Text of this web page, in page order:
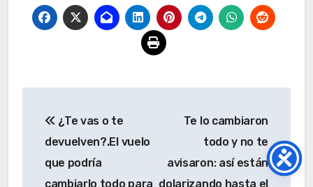
de
entradas
¿Te vas o te
devuelven?.El vuelo
que podría
cambiarlo todo para
Te lo cambiaron
todo y no te
avisaron: así están
dolarizando hasta el